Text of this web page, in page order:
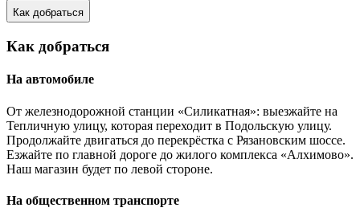
Как добраться
Как добраться
На автомобиле
От железнодорожной станции «Силикатная»: выезжайте на
Тепличную улицу, которая переходит в Подольскую улицу.
Продолжайте двигаться до перекрёстка с Рязановским шоссе.
Езжайте по главной дороге до жилого комплекса «Алхимово».
Наш магазин будет по левой стороне.
На общественном транспорте